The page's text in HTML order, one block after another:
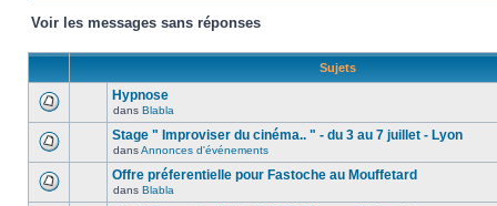
Voir les messages sans réponses
Sujets
Hypnose
dans Blabla
Stage " Improviser du cinéma.. " - du 3 au 7 juillet - Lyon
dansAnnonces d'événements
Offre préferentielle pour Fastoche au Mouffetard
dans Blabla